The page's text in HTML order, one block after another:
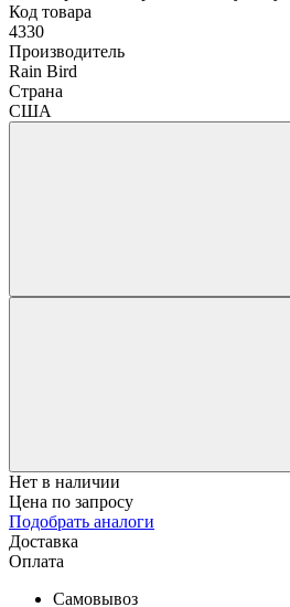
Код товара
4330
Производитель
Rain Bird
Страна
США
Нет в наличии
Цена по запросу
Подобрать аналоги
Доставка
Оплата
Самовывоз